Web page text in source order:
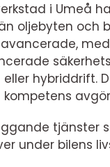
i Umeå
oljebyten och
avancerade,
hybriddrift.
tjänster
under bilens